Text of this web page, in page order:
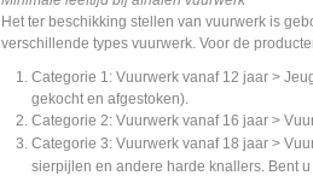
Het ter beschikking stellen van vuurwerk is
verschillende types vuurwerk. Voor de
Categorie 1: Vuurwerk vanaf 12 jaar >
gekocht en afgestoken).
Categorie 2: Vuurwerk vanaf 16 jaar > V
Categorie 3: Vuurwerk vanaf 18 jaar > V
sierpijlen en andere harde knallers. Bent